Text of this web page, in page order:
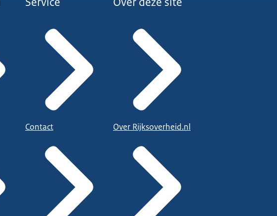
Contact Over Rijksoverheid.nl